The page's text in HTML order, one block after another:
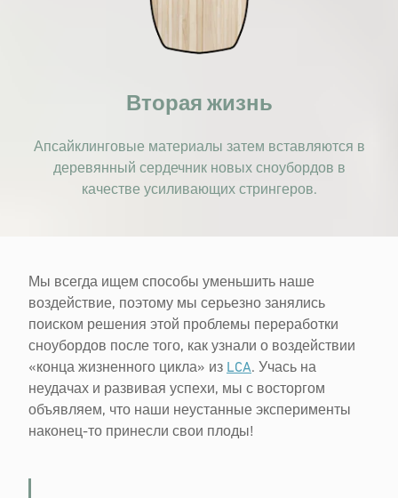
Вторая жизнь
Апсайклинговые материалы затем вставляются в
деревянный сердечник новых сноубордов в
качестве усиливающих стрингеров.
Мы всегда ищем способы уменьшить наше
воздействие, поэтому мы серьезно занялись
поиском решения этой проблемы переработки
сноубордов после того, как узнали о воздействии
«конца жизненного цикла» из LCA. Учась на
неудачах и развивая успехи, мы с восторгом
объявляем, что наши неустанные эксперименты
наконец-то принесли свои плоды!